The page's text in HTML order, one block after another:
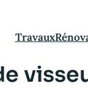
Travaux